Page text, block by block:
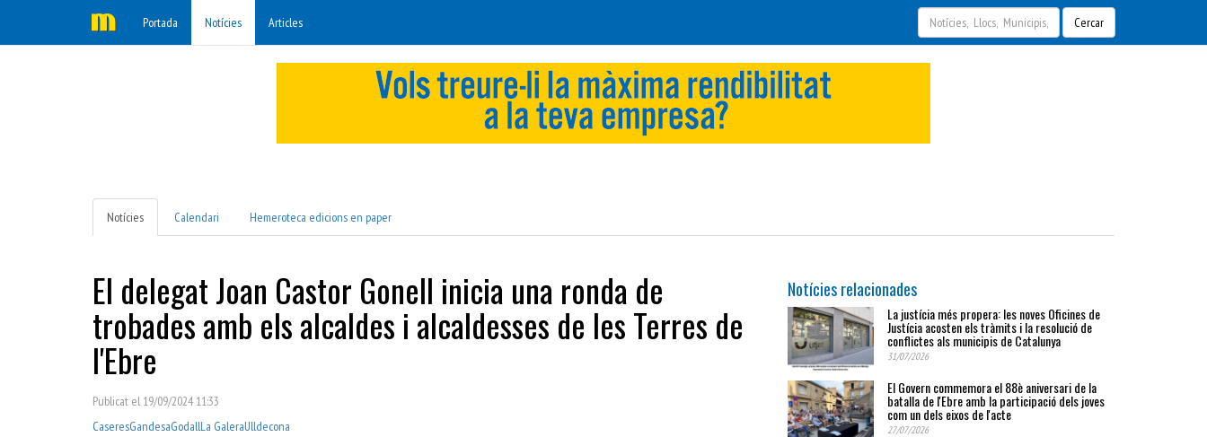
Portada Notícies Articles Cercar
Notícies Calendari Hemeroteca edicions en paper
El delegat Joan Castor Gonell inicia una ronda de
trobades amb els alcaldes i alcaldesses de les Terres de
l'Ebre
Publicat el 19/09/2024 11:33
CaseresGandesaGodallLa GaleraUlldecona
Notícies relacionades
La justícia més propera: les noves Oficines de
Justícia acosten els tràmits i la resolució de
conflictes als municipis de Catalunya
31/07/2026
El Govern commemora el 88è aniversari de la
batalla de l'Ebre amb la participació dels joves
com un dels eixos de l'acte
27/07/2026